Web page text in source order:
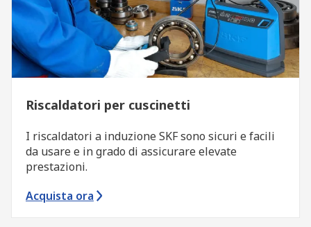
Riscaldatori per cuscinetti
I riscaldatori a induzione SKF sono sicuri e facili
da usare e in grado di assicurare elevate
prestazioni.
Acquista ora